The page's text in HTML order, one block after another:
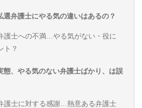
選弁護士にやる気の違いはあるの？
護士への不満…やる気がない・役に
ト？
態、やる気のない弁護士ばかり、は誤
護士に対する感謝…熱意ある弁護士